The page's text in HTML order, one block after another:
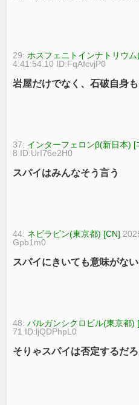
29: ホスフェニトインナトリウ
4:41:54.10 ID:FqAfcvjP0
岩屋だけでなく、石破自身
37: インターフェロンβ(新日本) [
8 ID:UrI76e2H0
スパイはみんなそう言う
44: ネビラピン(東京都) [CN]
Gpb1m0
スパイにきいても意味がな
48:バルガンシクロビル(東京都)
71 ID:ljQDPhpL0
そりゃスパイは否定するだろ